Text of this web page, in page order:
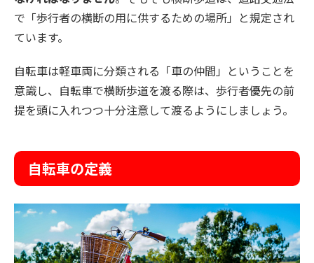
で「歩行者の横断の用に供するための場所」と規定され
ています。
自転車は軽車両に分類される「車の仲間」ということを
意識し、自転車で横断歩道を渡る際は、歩行者優先の前
提を頭に入れつつ十分注意して渡るようにしましょう。
自転車の定義